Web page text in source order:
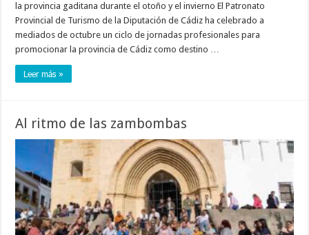
la provincia gaditana durante el otoño y el invierno El Patronato
Provincial de Turismo de la Diputación de Cádiz ha celebrado a
mediados de octubre un ciclo de jornadas profesionales para
promocionar la provincia de Cádiz como destino …
Leer más »
Al ritmo de las zambombas